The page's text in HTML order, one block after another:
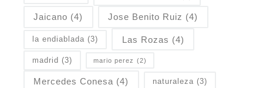
Jaicano (4) Jose Benito Ruiz (4)
la endiablada (3) Las Rozas (4)
madrid (3) mario perez (2)
Mercedes Conesa (4) naturaleza (3)